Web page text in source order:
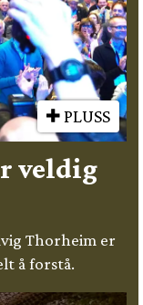
PLUSS
veldig
Thorheim er
å forstå.